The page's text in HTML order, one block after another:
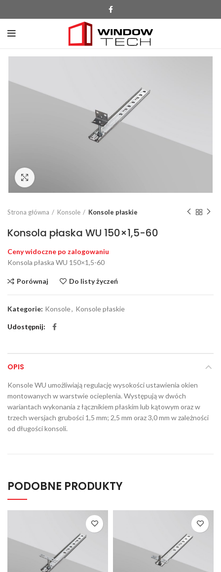
Strona główna Konsole Konsole płaskie
Konsola płaska WU 150×1,5-60
Ceny widoczne po zalogowaniu
Konsola płaska WU 150×1,5-60
Porównaj Do listy życzeń
Kategorie: Konsole, Konsole płaskie
Udostępnij
OPIS
Konsole WU umożliwiają regulację wysokości ustawienia okien
montowanych w warstwie ocieplenia. Występują w dwóch
wariantach wykonania z łącznikiem płaskim lub kątowym oraz w
trzech wersjach grubości 1,5 mm; 2,5 mm oraz 3,0 mm w zależności
od długości konsoli.
PODOBNE PRODUKTY